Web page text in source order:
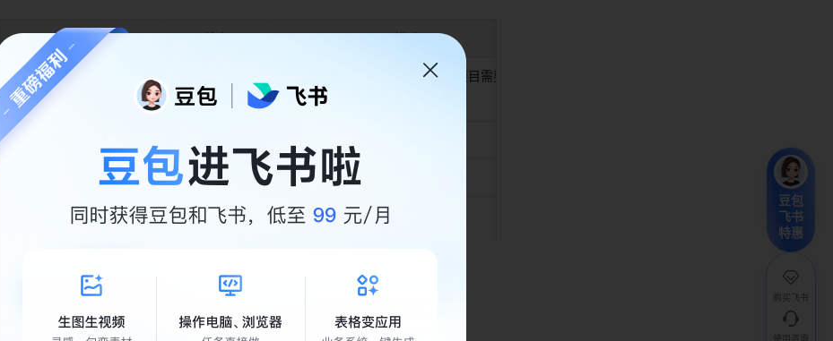
英文 描述
角色
参与到项目中的各类角色，一个项目需要不同
角色的配合支持
Scheduling 对多项任务进行时间规划
估分
PD (Person
估算任务所花费的时间
豆包
飞书
特惠
购买飞书